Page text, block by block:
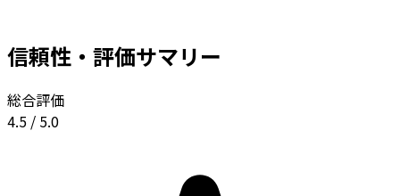
信頼性・評価サマリー
総合評価
4.5 / 5.0